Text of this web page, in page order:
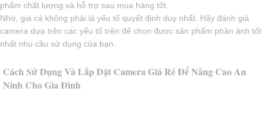
phẩm chất lượng và hỗ trợ sau mua hàng tốt.
Nhớ, giá cả không phải là yếu tố quyết định duy nhất. Hãy đánh giá
camera dựa trên các yếu tố trên để chọn được sản phẩm phản ánh tốt
nhất nhu cầu sử dụng của bạn.
Cách Sử Dụng Và Lắp Đặt Camera Giá Rẻ Để Nâng Cao An
Ninh Cho Gia Đình